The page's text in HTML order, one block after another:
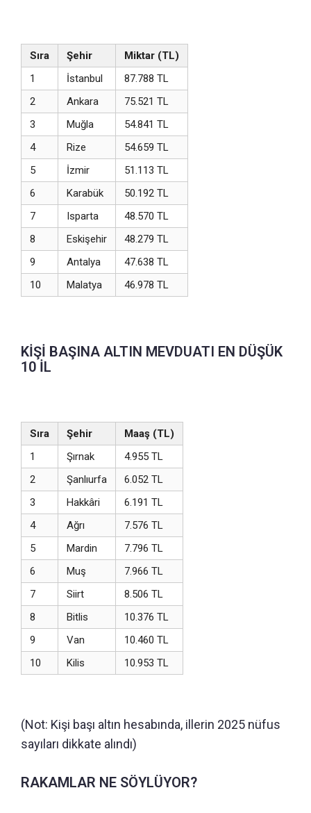
Sıra Şehir
Miktar (TL)
1
İstanbul
87.788 TL
2
Ankara
75.521 TL
3
Muğla
54.841 TL
4
Rize
54.659 TL
5
İzmir
51.113 TL
6
Karabük
50.192 TL
7
Isparta
48.570 TL
8
Eskişehir
48.279 TL
9
Antalya
47.638 TL
10
Malatya 46.978 TL
KİŞİ BAŞINA ALTIN MEVDUATI EN DÜŞÜK
10 İL
Sıra Şehir
Maaş (TL)
1
Şırnak
4.955 TL
2
Şanlıurfa
6.052 TL
3
Hakkâri
6.191 TL
4
Ağrı
7.576 TL
5
Mardin
7.796 TL
6
Muş
7.966 TL
7
Siirt
8.506 TL
8
Bitlis
10.376 TL
9
Van
10.460 TL
10
Kilis 10.953 TL
(Not: Kişi başı altın hesabında, illerin 2025 nüfus
sayıları dikkate alındı)
RAKAMLAR NE SÖYLÜYOR?